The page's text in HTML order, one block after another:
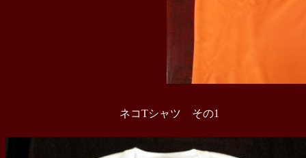
ネコTシャツ その1